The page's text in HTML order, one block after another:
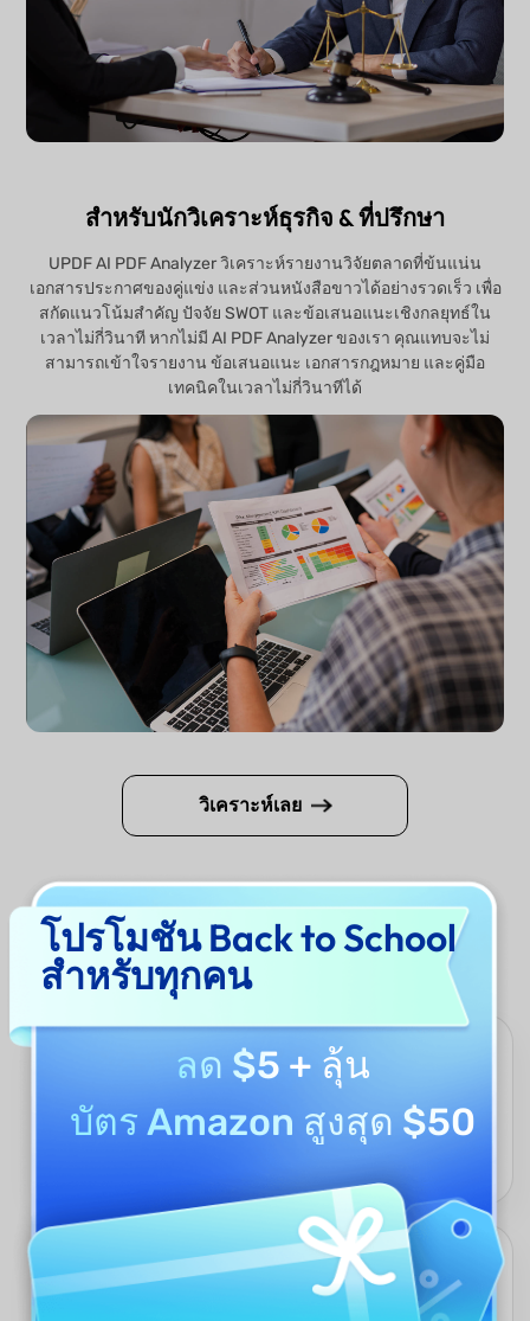
สำหรับนักวิเคราะห์ธุรกิจ & ที่ปรึกษา
UPDF AI PDF Analyzer วิเคราะห์รายงานวิจัยตลาดที่ข้นแน่น
เอกสารประกาศของคู่แข่ง และส่วนหนังสือขาวได้อย่างรวดเร็ว เพื่อ
สกัดแนวโน้มสำคัญ ปัจจัย SWOT และข้อเสนอแนะเชิงกลยุทธ์ใน
เวลาไม่กี่วินาที หากไม่มี AI PDF Analyzer ของเรา คุณแทบจะไม่
สามารถเข้าใจรายงาน ข้อเสนอแนะ เอกสารกฎหมาย และคู่มือ
เทคนิคในเวลาไม่กี่วินาทีได้
วิเคราะห์เลย
ทำไมต้องใช้ตัววิเคราะห์ PDF
ของ UPDF AI?
การดึงข้อมูลและการวิเคราะห์ที่ครอบคลุม
ตัววิเคราะห์ PDF ของ UPDF AI จับตาราง รูปภาพ สูตร คำจำกัดความ
ข้ออ้าง ความเสี่ยง และความสัมพันธ์ — ทุกสิ่งที่จำเป็นต่อการทำความ
เข้าใจเอกสาร คุณจะได้รับการวิเคราะห์ที่สมบูรณ์และมีโครงสร้าง
พื้นที่ทำงานครบวงจรสำหรับ PDF
แก้ไข ให้คำอธิบาย จัดระเบียบ และวิเคราะห์ PDF ของคุณใน
โปรโมชัน Back to School
สำหรับทุกคน
ลด $5 + ลุ้น
บัตร Amazon สูงสุด $50